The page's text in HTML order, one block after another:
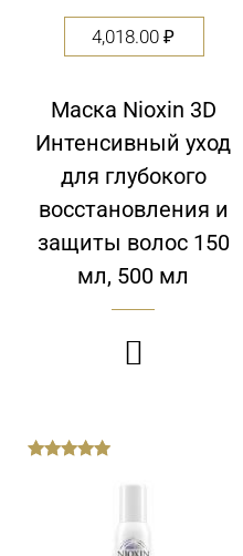
4,018.00₽
Маска Nioxin 3D
Интенсивный уход
для глубокого
восстановления и
защиты волос 150
мл, 500 мл
